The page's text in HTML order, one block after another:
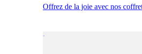
Offrez de la joie avec nos